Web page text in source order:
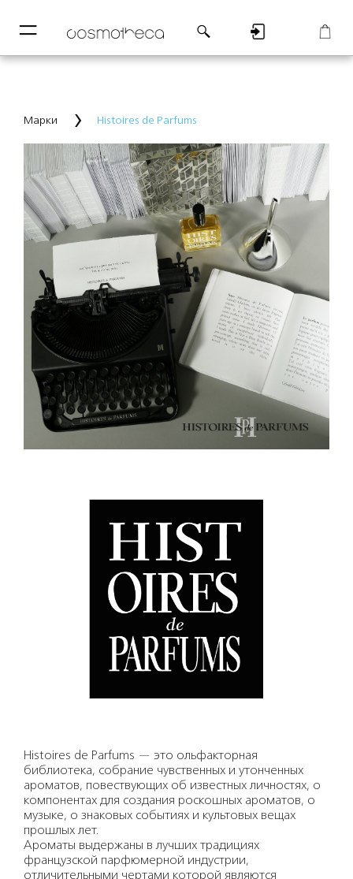
─
─ РегистрацияКорзина
Марки Histoires de Parfums
Histoires de Parfums — это ольфакторная
библиотека, собрание чувственных и утонченных
ароматов, повествующих об известных личностях, о
компонентах для создания роскошных ароматов, о
музыке, о знаковых событиях и культовых вещах
прошлых лет.
Ароматы выдержаны в лучших традициях
французской парфюмерной индустрии,
отличительными чертами которой являются